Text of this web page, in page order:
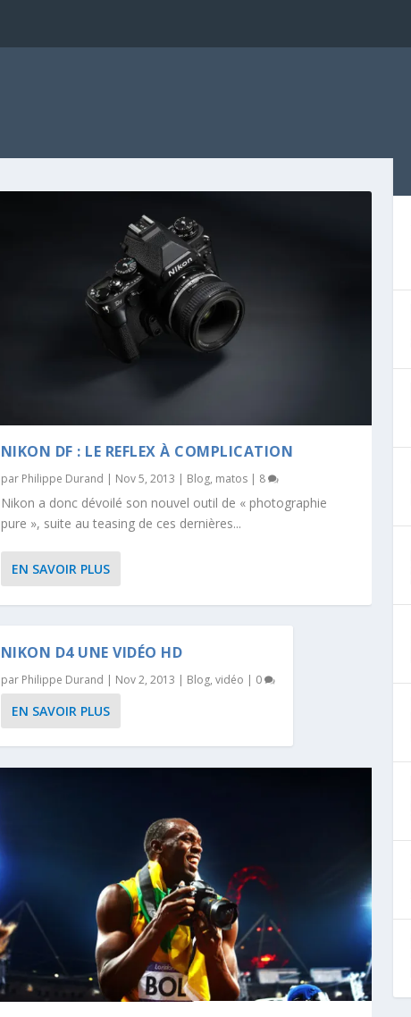
NIKON DF : LE REFLEX À COMPLICATION
par Philippe Durand | Nov 5, 2013 | Blog, matos| 8
Nikon a donc dévoilé son nouvel outil de « photographie
pure », suite au teasing de ces dernières...
EN SAVOIR PLUS
NIKON D4 UNE VIDÉO HD
par Philippe Durand | Nov 2, 2013 | Blog, vidéo | 0
EN SAVOIR PLUS